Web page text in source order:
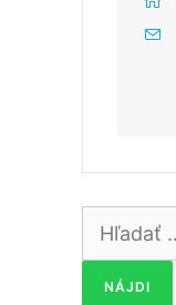
Hľadať: